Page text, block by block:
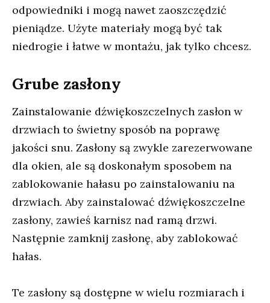
odpowiedniki i mogą nawet zaoszczędzić
pieniądze. Użyte materiały mogą być tak
niedrogie i łatwe w montażu, jak tylko chcesz.
Grube zasłony
Zainstalowanie dźwiękoszczelnych zasłon w
drzwiach to świetny sposób na poprawę
jakości snu. Zasłony są zwykle zarezerwowane
dla okien, ale są doskonałym sposobem na
zablokowanie hałasu po zainstalowaniu na
drzwiach. Aby zainstalować dźwiękoszczelne
zasłony, zawieś karnisz nad ramą drzwi.
Następnie zamknij zasłonę, aby zablokować
hałas.
Te zasłony są dostępne w wielu rozmiarach i